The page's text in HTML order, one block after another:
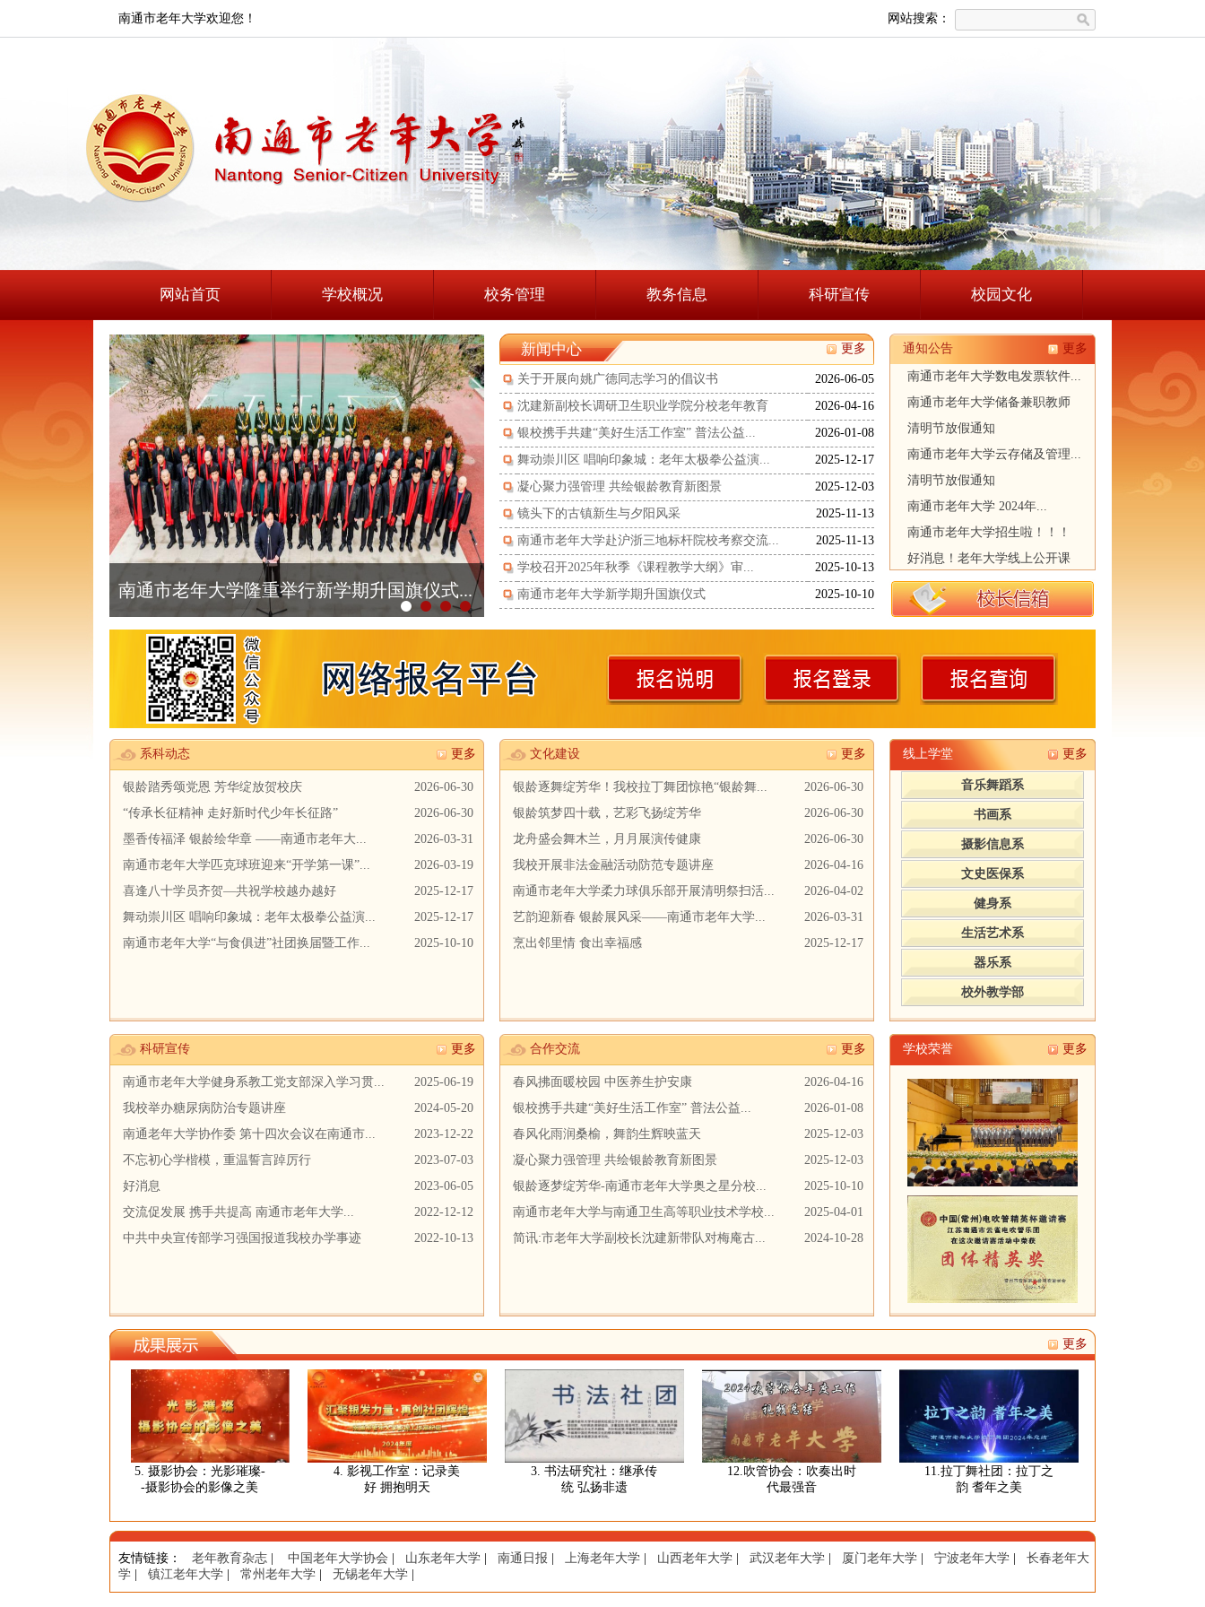
南通市老年大学欢迎您！ 网站搜索：
网站首页 学校概况 校务管理 教务信息 科研宣传 校园文化
南通市老年大学隆重举行新学期升国旗仪式...
新闻中心 更多
关于开展向姚广德同志学习的倡议书
2026-06-05
沈建新副校长调研卫生职业学院分校老年教育
2026-04-16
银校携手共建“美好生活工作室” 普法公益...
2026-01-08
舞动崇川区 唱响印象城：老年太极拳公益演...
2025-12-17
凝心聚力强管理 共绘银龄教育新图景
2025-12-03
镜头下的古镇新生与夕阳风采
2025-11-13
南通市老年大学赴沪浙三地标杆院校考察交流...
2025-11-13
学校召开2025年秋季《课程教学大纲》审...
2025-10-13
南通市老年大学新学期升国旗仪式
2025-10-10
通知公告 更多
南通市老年大学数电发票软件...
南通市老年大学储备兼职教师
清明节放假通知
南通市老年大学云存储及管理...
清明节放假通知
南通市老年大学 2024年...
南通市老年大学招生啦！！！
好消息！老年大学线上公开课
系科动态 更多
银龄踏秀颂党恩 芳华绽放贺校庆
2026-06-30
“传承长征精神 走好新时代少年长征路”
2026-06-30
墨香传福泽 银龄绘华章 ——南通市老年大...
2026-03-31
南通市老年大学匹克球班迎来“开学第一课”...
2026-03-19
喜逢八十学员齐贺—共祝学校越办越好
2025-12-17
舞动崇川区 唱响印象城：老年太极拳公益演...
2025-12-17
南通市老年大学“与食俱进”社团换届暨工作...
2025-10-10
文化建设 更多
银龄逐舞绽芳华！我校拉丁舞团惊艳“银龄舞...
2026-06-30
银龄筑梦四十载，艺彩飞扬绽芳华
2026-06-30
龙舟盛会舞木兰，月月展演传健康
2026-06-30
我校开展非法金融活动防范专题讲座
2026-04-16
南通市老年大学柔力球俱乐部开展清明祭扫活...
2026-04-02
艺韵迎新春 银龄展风采——南通市老年大学...
2026-03-31
烹出邻里情 食出幸福感
2025-12-17
线上学堂 更多
音乐舞蹈系
书画系
摄影信息系
文史医保系
健身系
生活艺术系
器乐系
校外教学部
科研宣传 更多
南通市老年大学健身系教工党支部深入学习贯...
2025-06-19
我校举办糖尿病防治专题讲座
2024-05-20
南通老年大学协作委 第十四次会议在南通市...
2023-12-22
不忘初心学楷模，重温誓言踔厉行
2023-07-03
好消息
2023-06-05
交流促发展 携手共提高 南通市老年大学...
2022-12-12
中共中央宣传部学习强国报道我校办学事迹
2022-10-13
合作交流 更多
春风拂面暖校园 中医养生护安康
2026-04-16
银校携手共建“美好生活工作室” 普法公益...
2026-01-08
春风化雨润桑榆，舞韵生辉映蓝天
2025-12-03
凝心聚力强管理 共绘银龄教育新图景
2025-12-03
银龄逐梦绽芳华-南通市老年大学奥之星分校...
2025-10-10
南通市老年大学与南通卫生高等职业技术学校...
2025-04-01
简讯:市老年大学副校长沈建新带队对梅庵古...
2024-10-28
学校荣誉 更多
更多
5. 摄影协会：光影璀璨-
-摄影协会的影像之美
4. 影视工作室：记录美
好 拥抱明天
3. 书法研究社：继承传
统 弘扬非遗
12.吹管协会：吹奏出时
代最强音
11.拉丁舞社团：拉丁之
韵 耆年之美
友情链接 ： 老年教育杂志 中国老年大学协会 山东老年大学 南通日报 上海老年大学 山西老年大学 武汉老年大学 厦门老年大学 宁波老年大学
长春老年大
学
镇江老年大学 常州老年大学 无锡老年大学